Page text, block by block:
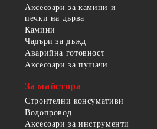
Аксесоари за камини и
печки на дърва
Камини
Чадъри за дъжд
Аварийна готовност
Аксесоари за пушачи
За майстора
Строителни консумативи
Водопровод
Аксесоари за инструменти